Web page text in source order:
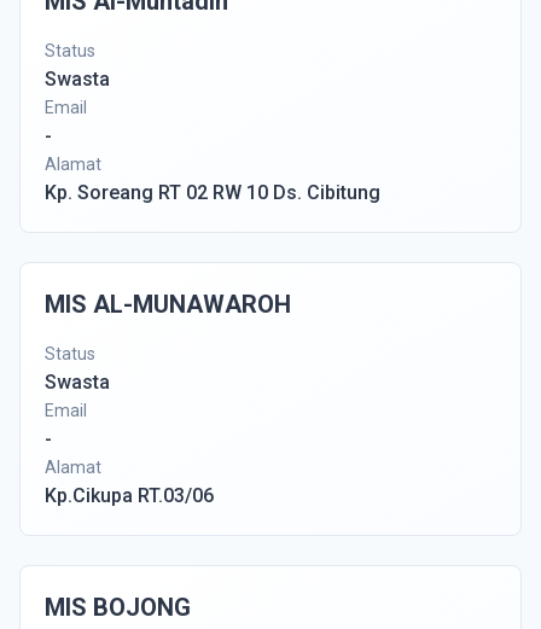
Status
Swasta
Email
-
Alamat
Kp. Soreang RT 02 RW 10 Ds. Cibitung
MIS AL-MUNAWAROH
Status
Swasta
Email
-
Alamat
Kp.Cikupa RT.03/06
MIS BOJONG